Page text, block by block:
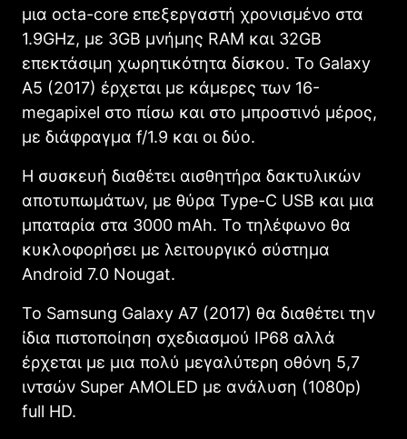
μια octa-core επεξεργαστή χρονισμένο στα
1.9GHz, με 3GB μνήμης RAM και 32GB
επεκτάσιμη χωρητικότητα δίσκου. Το Galaxy
Α5 (2017) έρχεται με κάμερες των 16-
megapixel στο πίσω και στο μπροστινό μέρος,
με διάφραγμα f/1.9 και οι δύο.
H συσκευή διαθέτει αισθητήρα δακτυλικών
αποτυπωμάτων, με θύρα Type-C USB και μια
μπαταρία στα 3000 mAh. Το τηλέφωνο θα
κυκλοφορήσει με λειτουργικό σύστημα
Android 7.0 Nougat.
Το Samsung Galaxy Α7 (2017) θα διαθέτει την
ίδια πιστοποίηση σχεδιασμού IP68 αλλά
έρχεται με μια πολύ μεγαλύτερη οθόνη 5,7
ιντσών Super AMOLED με ανάλυση (1080p)
full HD.